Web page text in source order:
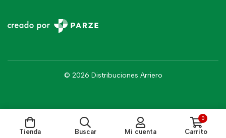
© 2026 Distribuciones Arriero
Tienda Buscar Mi cuenta
0
Carrito